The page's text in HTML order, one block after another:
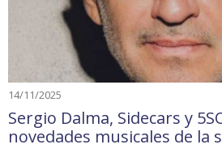
14/11/2025
Sergio Dalma, Sidecars y
novedades musicales de la